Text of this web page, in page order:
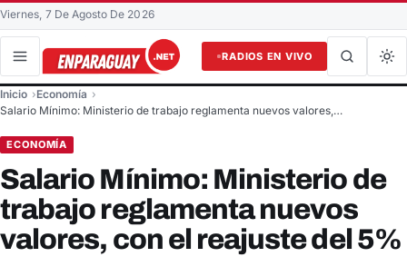
Viernes, 7 De Agosto De 2026
RADIOS EN VIVO
Buscar en el sitio
Inicio
Economía
Salario Mínimo: Ministerio de trabajo reglamenta nuevos valores,…
ECONOMÍA
Salario Mínimo: Ministerio de
trabajo reglamenta nuevos
valores, con el reajuste del 5%